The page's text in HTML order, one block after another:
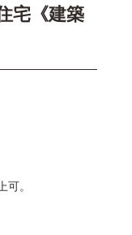
宅《建築
。